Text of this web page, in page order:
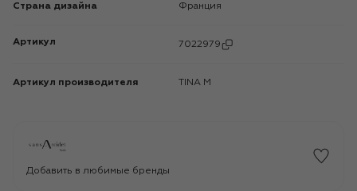
Страна дизайна Франция
Артикул 7022979
Артикул производителя TINA M
Добавить в любимые бренды